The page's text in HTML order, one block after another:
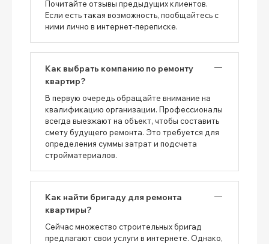
Почитайте отзывы предыдущих клиентов.
Если есть такая возможность, пообщайтесь с
ними лично в интернет-переписке.
Как выбрать компанию по ремонту
квартир?
В первую очередь обращайте внимание на
квалификацию организации. Профессионалы
всегда выезжают на объект, чтобы составить
смету будущего ремонта. Это требуется для
определения суммы затрат и подсчета
стройматериалов.
Как найти бригаду для ремонта
квартиры?
Сейчас множество строительных бригад
предлагают свои услуги в интернете. Однако,